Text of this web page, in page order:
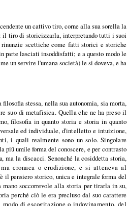
un cattivo tiro, corne alla sua sorella la
il tiro di storicizzarla, interpretando tutti i suoi
rinunzie scettiche come fatti storici e storiche
partelasciati insoddisfatti; e a questo modo le
un servire l'umana società) le si doveva, e ha
stessa, nella sua autonomia, sia morta,
suo di metafisica. Quella che ne ha preso il
filosofia in quanto storia e storia in quanto
ed individuale, d'intelletto e intuizione,
i quali realmente sono un solo. Singolare
piû umile forma del cono­scere, e per contrasto
ma la discacci. Senonché la cosid­detta storia,
cronaca o erudizione, e si atteneva al­
il pensiero storico, unica e integrale forma del
mano soccorrevole alla storia per tirarla in su,
perchéciò le era precluso dal suo carattere
modo di escogitazioneo indovinamento, del